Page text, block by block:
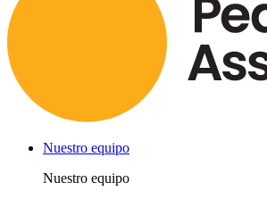
Nuestro equipo
Nuestro equipo